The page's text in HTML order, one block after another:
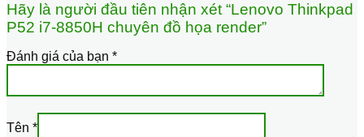
Hãy là người đầu tiên nhận xét “Lenovo Thinkpad
P52 i7-8850H chuyên đồ họa render”
Đánh giá của bạn *
Tên *